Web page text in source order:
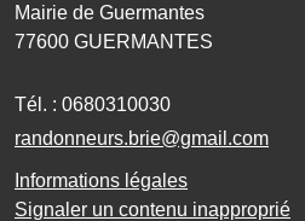
Mairie de Guermantes
77600 GUERMANTES
Tél. : 0680310030
randonneurs.brie@gmail.com
Informations légales
Signaler un contenu inapproprié